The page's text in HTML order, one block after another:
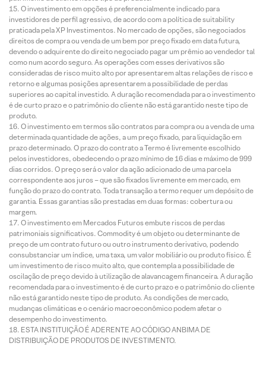
O investimento em opções é preferencialmente indicado para
investidores de perfil agressivo, de acordo com a política de suitability
praticada pela XP Investimentos. No mercado de opções, são negociados
direitos de compra ou venda de um bem por preço fixado em data futura,
devendo o adquirente do direito negociado pagar um prêmio ao vendedor tal
como num acordo seguro. As operações com esses derivativos são
consideradas de risco muito alto por apresentarem altas relações de risco e
retorno e algumas posições apresentarem a possibilidade de perdas
superiores ao capital investido. A duração recomendada para o investimento
é de curto prazo e o patrimônio do cliente não está garantido neste tipo de
produto.
O investimento em termos são contratos para compra ou a venda de uma
determinada quantidade de ações, a um preço fixado, para liquidação em
prazo determinado. O prazo do contrato a Termo é livremente escolhido
pelos investidores, obedecendo o prazo mínimo de 16 dias e máximo de 999
dias corridos. O preço será o valor da ação adicionado de uma parcela
correspondente aos juros – que são fixados livremente em mercado, em
função do prazo do contrato. Toda transação a termo requer um depósito de
garantia. Essas garantias são prestadas em duas formas: cobertura ou
margem.
O investimento em Mercados Futuros embute riscos de perdas
patrimoniais significativos. Commodity é um objeto ou determinante de
preço de um contrato futuro ou outro instrumento derivativo, podendo
consubstanciar um índice, uma taxa, um valor mobiliário ou produto físico. É
um investimento de risco muito alto, que contempla a possibilidade de
oscilação de preço devido à utilização de alavancagem financeira. A duração
recomendada para o investimento é de curto prazo e o patrimônio do cliente
não está garantido neste tipo de produto. As condições de mercado,
mudanças climáticas e o cenário macroeconômico podem afetar o
desempenho do investimento.
ESTA INSTITUIÇÃO É ADERENTE AO CÓDIGO ANBIMA DE
DISTRIBUIÇÃO DE PRODUTOS DE INVESTIMENTO.